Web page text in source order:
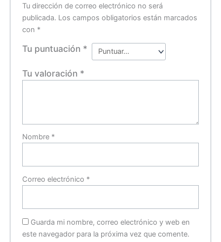
Tu dirección de correo electrónico no será
publicada. Los campos obligatorios están marcados
con *
Tu puntuación *
Tu valoración *
Nombre *
Correo electrónico *
Guarda mi nombre, correo electrónico y web en
este navegador para la próxima vez que comente.